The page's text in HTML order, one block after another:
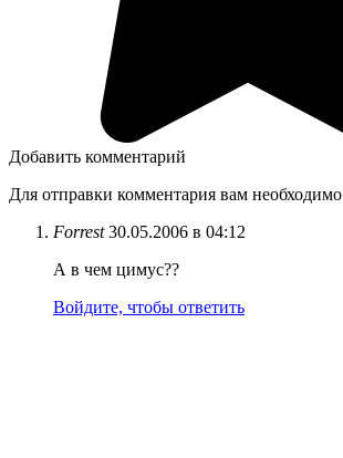
Добавить комментарий
Для отправки комментария вам необходимо
Forrest 30.05.2006 в 04:12
А в чем цимус??
Войдите, чтобы ответить